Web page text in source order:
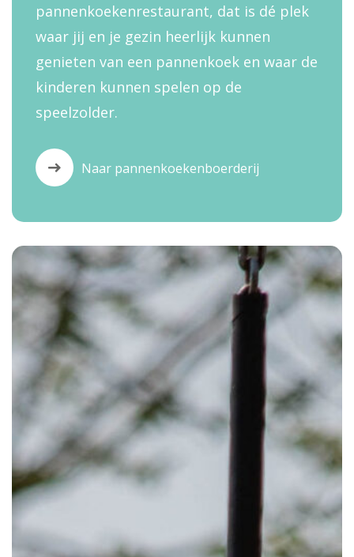
pannenkoekenrestaurant, dat is dé plek
waar jij en je gezin heerlijk kunnen
genieten van een pannenkoek en waar de
kinderen kunnen spelen op de
speelzolder.
Naar pannenkoekenboerderij